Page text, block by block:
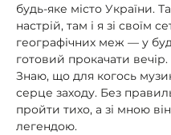
будь-яке місто України.
настрій, там і я зі своїм
географічних меж — у
готовий прокачати вечір.
Знаю, що для когось
серце заходу. Без
пройти тихо, а зі мною
легендою.